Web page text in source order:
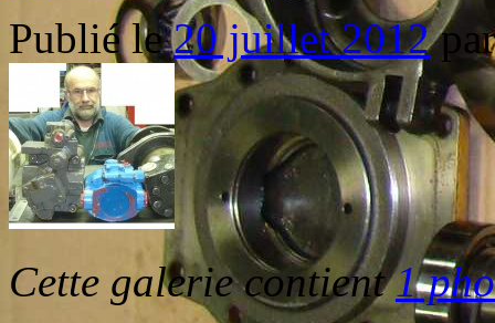
Publié le 20 juillet 2012 par
Cette galerie contient1